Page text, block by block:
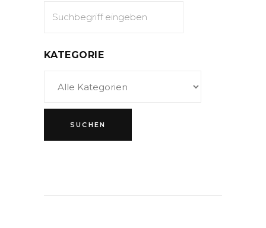
KATEGORIE